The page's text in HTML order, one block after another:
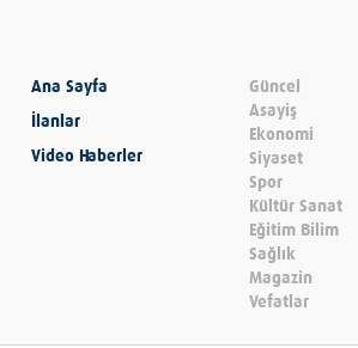
Ana Sayfa
İlanlar
Video Haberler
Güncel
Asayiş
Ekonomi
Siyaset
Spor
Kültür Sanat
Eğitim Bilim
Sağlık
Magazin
Vefatlar